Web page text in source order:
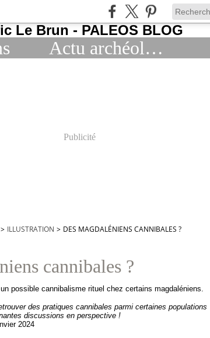
Actu archéologie
Publicité
> ILLUSTRATION > DES MAGDALÉNIENS CANNIBALES ?
cannibales ?
possible cannibalisme rituel chez certains magdaléniens.
des pratiques cannibales parmi certaines populations
discussions en perspective !
2024